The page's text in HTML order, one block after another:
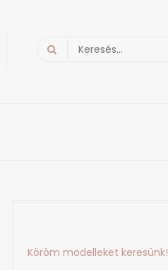
Search
Köröm modelleket keresünk!